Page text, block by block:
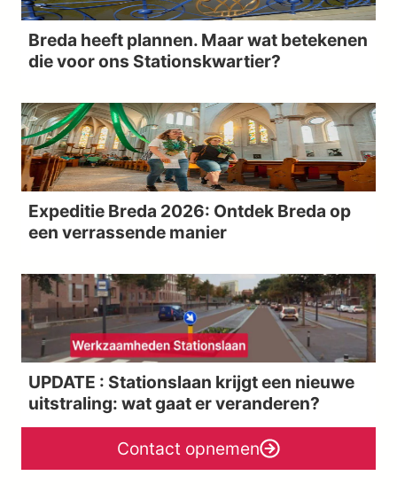
Breda heeft plannen. Maar wat betekenen
die voor ons Stationskwartier?
Expeditie Breda 2026: Ontdek Breda op
een verrassende manier
UPDATE : Stationslaan krijgt een nieuwe
uitstraling: wat gaat er veranderen?
Contact opnemen